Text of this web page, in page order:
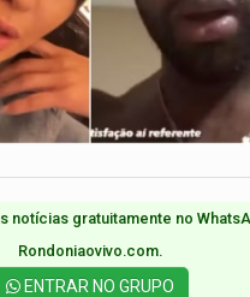
notícias gratuitamente no
Rondoniaovivo.com.​
ENTRAR NO GRUPO